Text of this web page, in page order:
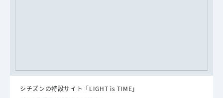
シチズンの特設サイト「LIGHT is TIME」